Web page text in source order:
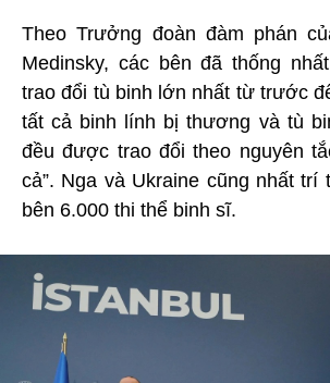
Theo Trưởng đoàn đàm phán
Medinsky, các bên đã thống
trao đổi tù binh lớn nhất từ trước
tất cả binh lính bị thương và tù
đều được trao đổi theo nguyên
cả”. Nga và Ukraine cũng nhất trí
bên 6.000 thi thể binh sĩ.